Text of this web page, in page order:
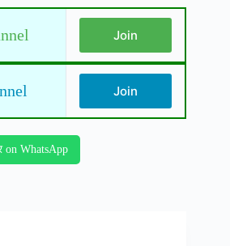
Join
Join
on WhatsApp